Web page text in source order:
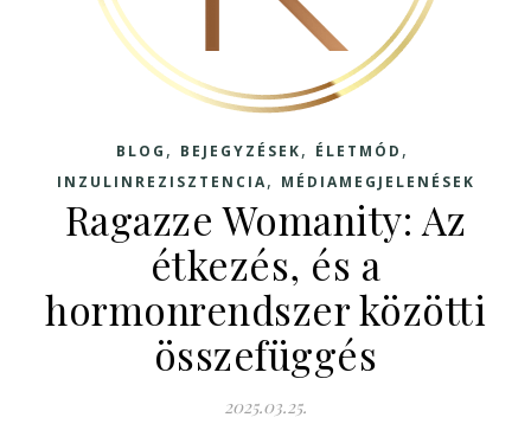
BLOG , BEJEGYZÉSEK, ÉLETMÓD ,
INZULINREZISZTENCIA, MÉDIAMEGJELENÉSEK
Ragazze Womanity: Az
étkezés, és a
hormonrendszer közötti
összefüggés
2025.03.25.